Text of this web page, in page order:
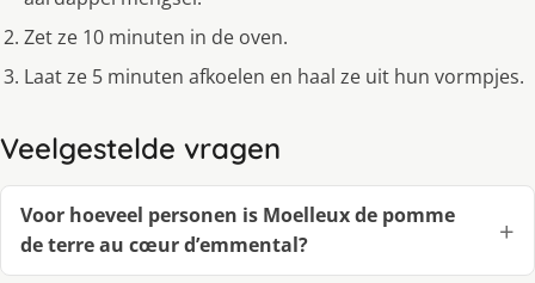
Zet ze 10 minuten in de oven.
Laat ze 5 minuten afkoelen en haal ze uit hun vormpjes.
Veelgestelde vragen
Voor hoeveel personen is Moelleux de pomme
de terre au cœur d’emmental?